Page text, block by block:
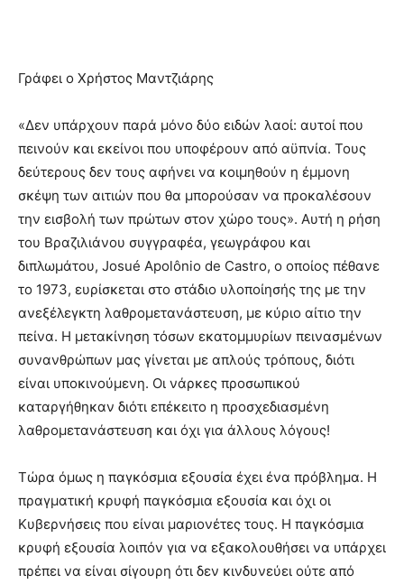
Γράφει ο Χρήστος Μαντζιάρης
«Δεν υπάρχουν παρά μόνο δύο ειδών λαοί: αυτοί που
πεινούν και εκείνοι που υποφέρουν από αϋπνία. Τους
δεύτερους δεν τους αφήνει να κοιμηθούν η έμμονη
σκέψη των αιτιών που θα μπορούσαν να προκαλέσουν
την εισβολή των πρώτων στον χώρο τους». Αυτή η ρήση
του Βραζιλιάνου συγγραφέα, γεωγράφου και
διπλωμάτου, Josué Apolônio de Castro, ο οποίος πέθανε
το 1973, ευρίσκεται στο στάδιο υλοποίησής της με την
ανεξέλεγκτη λαθρομετανάστευση, με κύριο αίτιο την
πείνα. Η μετακίνηση τόσων εκατομμυρίων πεινασμένων
συνανθρώπων μας γίνεται με απλούς τρόπους, διότι
είναι υποκινούμενη. Οι νάρκες προσωπικού
καταργήθηκαν διότι επέκειτο η προσχεδιασμένη
λαθρομετανάστευση και όχι για άλλους λόγους!
Τώρα όμως η παγκόσμια εξουσία έχει ένα πρόβλημα. Η
πραγματική κρυφή παγκόσμια εξουσία και όχι οι
Κυβερνήσεις που είναι μαριονέτες τους. Η παγκόσμια
κρυφή εξουσία λοιπόν για να εξακολουθήσει να υπάρχει
πρέπει να είναι σίγουρη ότι δεν κινδυνεύει ούτε από